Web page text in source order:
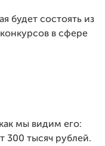
будет состоять из
в сфере
мы видим его:
300 тысяч рублей.